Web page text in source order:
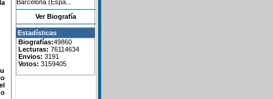
Barcelona (Espa...
Ver Biografía
Estadísticas
Biografías:49860
Lecturas: 76114634
Envios: 3191
Votos: 3159405